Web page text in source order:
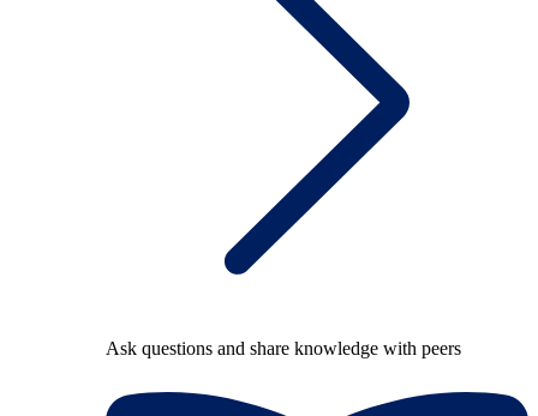
Ask questions and share knowledge with peers